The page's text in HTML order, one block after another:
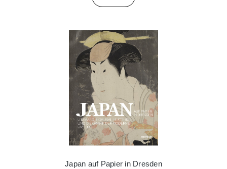
Japan auf Papier in Dresden